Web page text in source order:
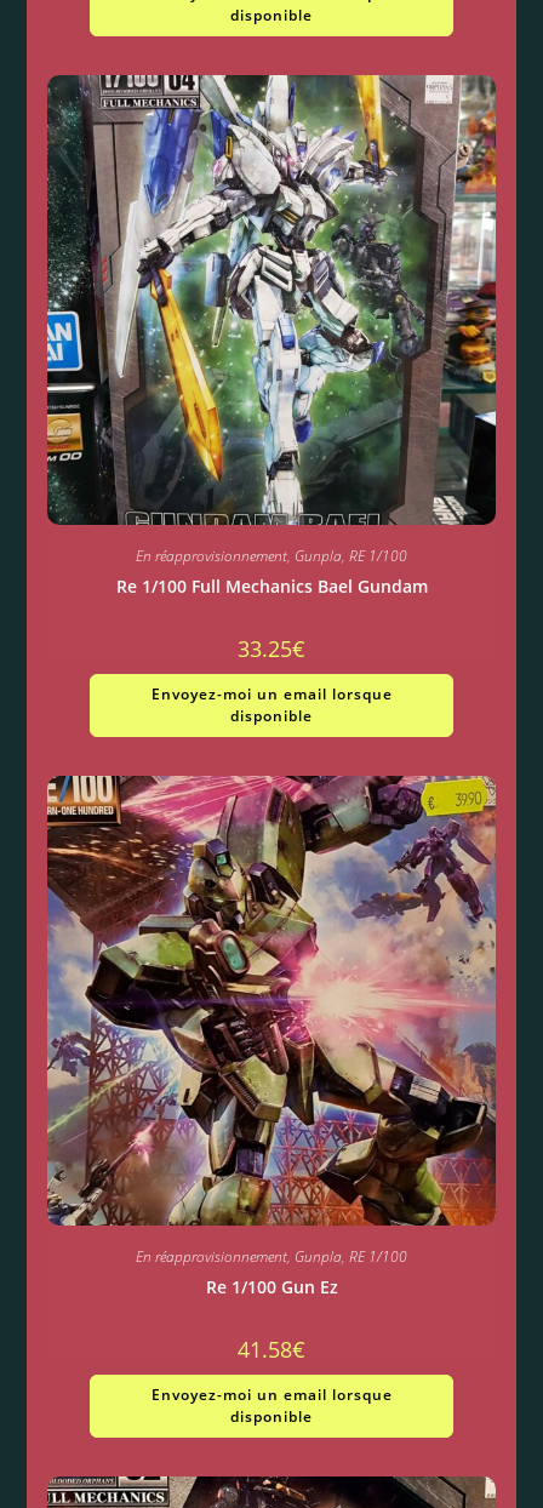
disponible
En réapprovisionnement, Gunpla, RE 1/100
Re 1/100 Full Mechanics Bael Gundam
33.25€
Envoyez-moi un email lorsque
disponible
En réapprovisionnement, Gunpla, RE 1/100
Re 1/100 Gun Ez
41.58€
Envoyez-moi un email lorsque
disponible